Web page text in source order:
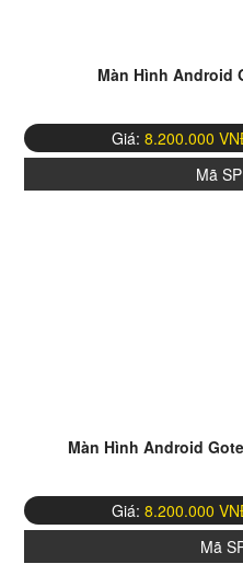
Màn Hình Android
Giá: 8.200.000
Mã
Màn Hình Android
Giá: 8.200.000
Mã